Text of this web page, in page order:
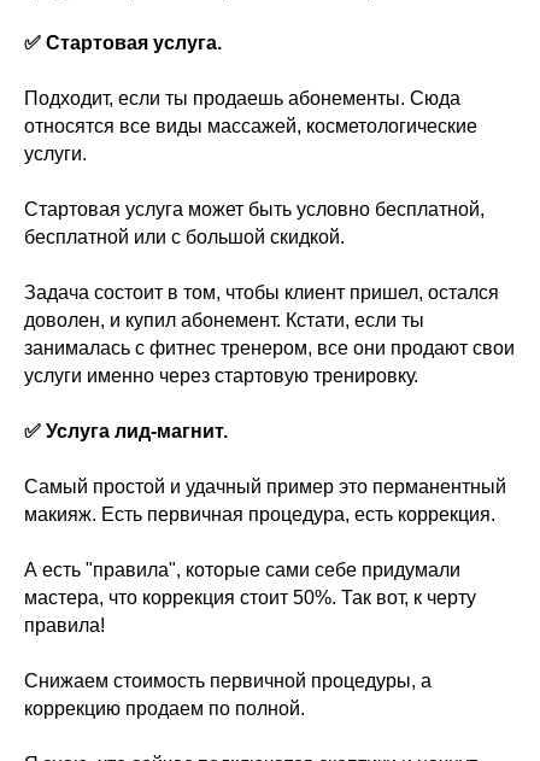
✅ Стартовая услуга.
Подходит, если ты продаешь абонементы. Сюда
относятcя все виды массажей, косметологические
услуги.
Стартовая услуга может быть условно бесплатной,
бесплатной или с большой скидкой.
Задача состоит в том, чтобы клиент пришел, остался
доволен, и купил абонемент. Кстати, если ты
занималась с фитнес тренером, все они продают свои
услуги именно через стартовую тренировку.
✅ Услуга лид-магнит.
Самый простой и удачный пример это перманентный
макияж. Есть первичная процедура, есть коррекция.
А есть "правила", которые сами себе придумали
мастера, что коррекция стоит 50%. Так вот, к черту
правила!
Снижаем стоимость первичной процедуры, а
коррекцию продаем по полной.